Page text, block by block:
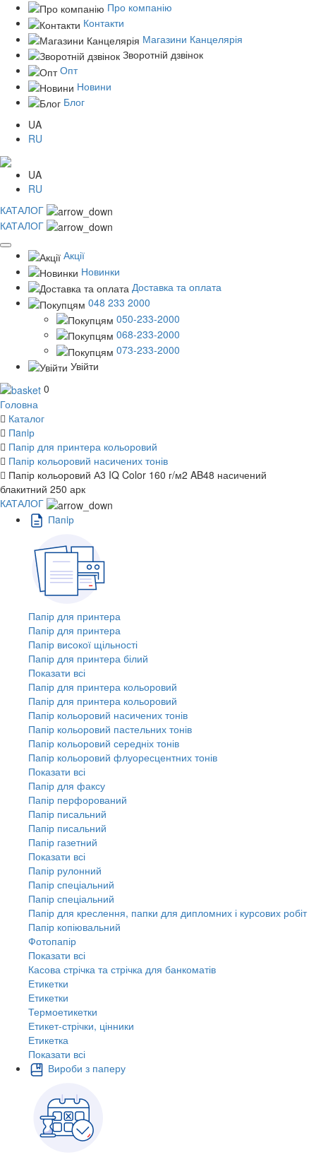
Про компанію
Контакти
Магазини Канцелярія
Зворотній дзвінок
Опт
Новини
Блог
UA
RU
UA
RU
КАТАЛОГ
КАТАЛОГ
Акції
Новинки
Доставка та оплата
048 233 2000
050-233-2000
068-233-2000
073-233-2000
Увійти
0
Головна
Каталог
Пaпiр
Папір для принтера кольоровий
Папір кольоровий насичених тонів
Папір кольоровий А3 IQ Color 160 г/м2 AB48 насичений
блакитний 250 арк
КАТАЛОГ
Пaпiр
Папір для принтера
Папір для принтера
Папір високої щільності
Папір для принтера білий
Показати всі
Папір для принтера кольоровий
Папір для принтера кольоровий
Папір кольоровий насичених тонів
Папір кольоровий пастельних тонів
Папір кольоровий середніх тонів
Папір кольоровий флуоресцентних тонів
Показати всі
Папір для факсу
Папір перфорований
Папір писальний
Папір писальний
Папір газетний
Показати всі
Папір рулонний
Папір спеціальний
Папір спеціальний
Папір для креслення, папки для дипломних і курсових робіт
Папір копіювальний
Фотопапір
Показати всі
Касова стрічка та стрічка для банкоматів
Етикетки
Етикетки
Термоетикетки
Етикет-стрічки, цінники
Етикетка
Показати всі
Вироби з паперу